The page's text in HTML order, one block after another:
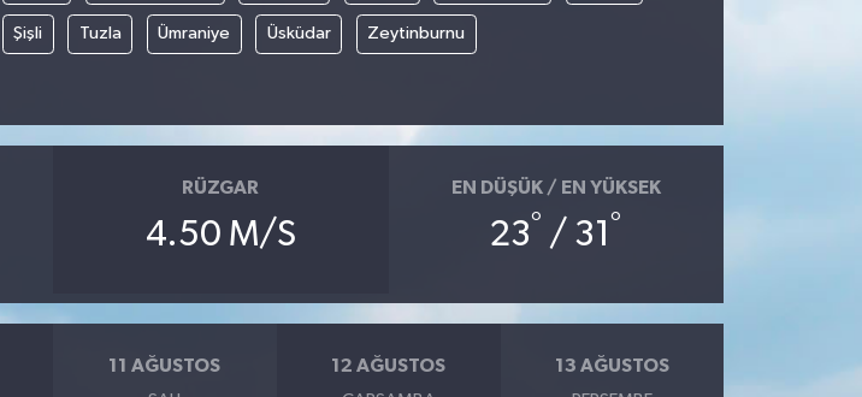
Şişli Tuzla Ümraniye Üsküdar Zeytinburnu
RÜZGAR
4.50 M/S
EN DÜŞÜK / EN YÜKSEK
23° / 31 °
11 AĞUSTOS 12 AĞUSTOS 13 AĞUSTOS